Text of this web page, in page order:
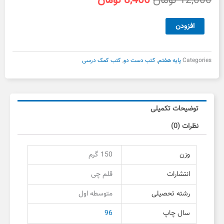
سطحی
هفتم
چی
دوم
افزودن
Categoriesپایه هفتم,کتب دست دو,کتب کمک درسی
توضیحات تکمیلی
نظرات (0)
وزن
150 گرم
انتشارات
قلم چی
رشته تحصیلی
متوسطه اول
سال چاپ
96